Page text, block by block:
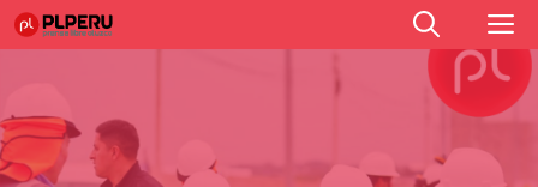
Saltar
al